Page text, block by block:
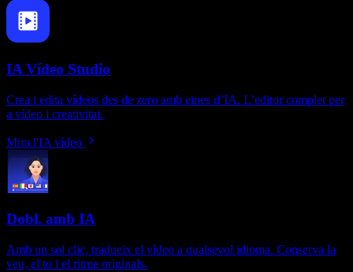
IA Vídeo Studio
Crea i edita vídeos des de zero amb eines d’IA. L’editor complet per
a vídeo i creativitat.
Mira l'IA vídeo
Dobl. amb IA
Amb un sol clic, tradueix el vídeo a qualsevol idioma. Conserva la
veu, el to i el ritme originals.